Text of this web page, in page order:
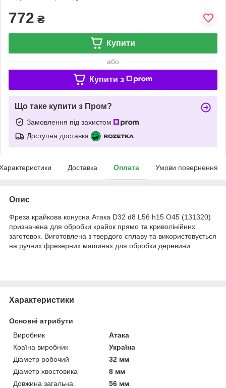
772 ₴
Купити
або
Купити з
Що таке купити з Пром?
Замовлення під захистом
Доступна доставка
Доставка Оплата Умови повернення
Опис
Фреза крайкова конусна Атака D32 d8 L56 h15 O45 (131320)
призначена для обробки крайок прямо та криволінійних
заготовок. Виготовлена з твердого сплаву та використовується
на ручних фрезерних машинах для обробки деревини.
Характеристики
Основні атрибути
Виробник
Атака
Країна виробник
Україна
Діаметр робочий
32 мм
Діаметр хвостовика
8 мм
Довжина загальна
56 мм